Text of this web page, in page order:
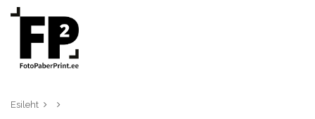
Esileht